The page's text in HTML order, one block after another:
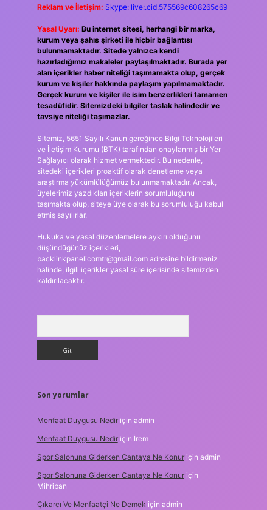
Reklam ve İletişim: Skype: live:.cid.575569c608265c69
Yasal Uyarı: Bu internet sitesi, herhangi bir marka,
kurum veya şahıs şirketi ile hiçbir bağlantısı
bulunmamaktadır. Sitede yalnızca kendi
hazırladığımız makaleler paylaşılmaktadır. Burada yer
alan içerikler haber niteliği taşımamakta olup, gerçek
kurum ve kişiler hakkında paylaşım yapılmamaktadır.
Gerçek kurum ve kişiler ile isim benzerlikleri tamamen
tesadüfidir. Sitemizdeki bilgiler taslak halindedir ve
tavsiye niteliği taşımazlar.
Sitemiz, 5651 Sayılı Kanun gereğince Bilgi Teknolojileri
ve İletişim Kurumu (BTK) tarafından onaylanmış bir Yer
Sağlayıcı olarak hizmet vermektedir. Bu nedenle,
sitedeki içerikleri proaktif olarak denetleme veya
araştırma yükümlülüğümüz bulunmamaktadır. Ancak,
üyelerimiz yazdıkları içeriklerin sorumluluğunu
taşımakta olup, siteye üye olarak bu sorumluluğu kabul
etmiş sayılırlar.
Hukuka ve yasal düzenlemelere aykırı olduğunu
düşündüğünüz içerikleri,
backlinkpanelicomtr@gmail.comadresine bildirmeniz
halinde, ilgili içerikler yasal süre içerisinde sitemizden
kaldırılacaktır.
Son yorumlar
Menfaat Duygusu Nediriçin admin
Menfaat Duygusu Nediriçin İrem
Spor Salonuna Giderken Cantaya Ne Konuriçin admin
Spor Salonuna Giderken Cantaya Ne Konuriçin
Mihriban
Çıkarcı Ve Menfaatçi Ne Demek için admin